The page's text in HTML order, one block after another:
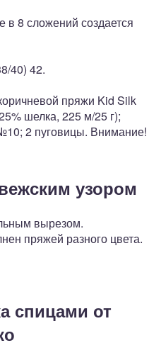
8 сложений создается
40) 42.
пряжи Kid Silk
шелка, 225 м/25 г);
2 пуговицы. Внимание!
узором
вырезом.
пряжей разного цвета.
спицами от